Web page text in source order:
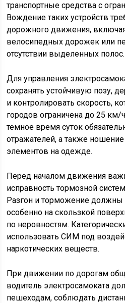
транспортные средства с
Вождение таких устройств
дорожного движения,
велосипедных дорожек или
отсутствии выделенных полос.
Для управления
сохранять устойчивую позу,
и контролировать скорость,
городов ограничена до 25
темное время суток
отражателей, а также
элементов на одежде.
Перед началом движения
исправность тормозной
Разгон и торможение
особенно на скользкой
по неровностям.
использовать СИМ под
наркотических веществ.
При движении по дорогам
водитель электросамоката
пешеходам, соблюдать